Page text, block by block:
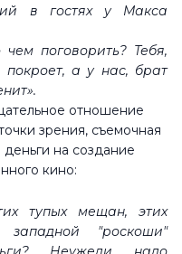
в гостях у Макса
поговорить? Тебя,
а у нас, брат
отношение
зрения, съемочная
на создание
кино:
тупых мещан, этих
"роскоши"